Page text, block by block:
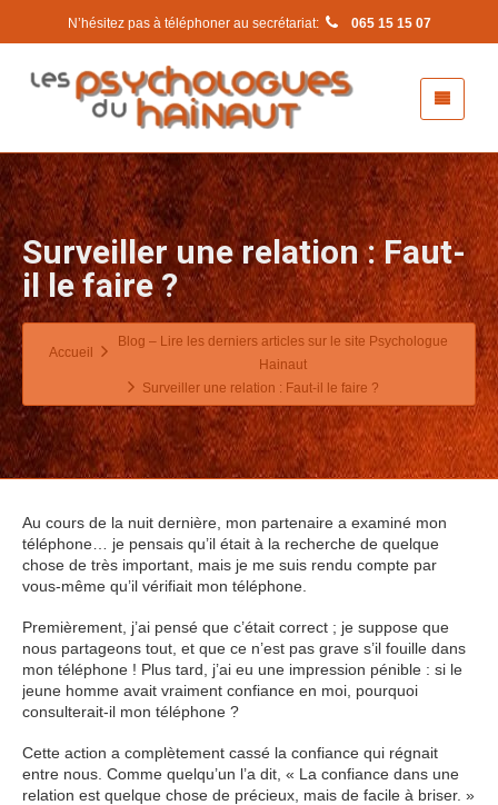
N’hésitez pas à téléphoner au secrétariat: 065 15 15 07
Surveiller une relation : Faut-
il le faire ?
Accueil
Blog – Lire les derniers articles sur le site Psychologue
Hainaut
Surveiller une relation : Faut-il le faire ?
Au cours de la nuit dernière, mon partenaire a examiné mon
téléphone… je pensais qu’il était à la recherche de quelque
chose de très important, mais je me suis rendu compte par
vous-même qu’il vérifiait mon téléphone.
Premièrement, j’ai pensé que c’était correct ; je suppose que
nous partageons tout, et que ce n’est pas grave s’il fouille dans
mon téléphone ! Plus tard, j’ai eu une impression pénible : si le
jeune homme avait vraiment confiance en moi, pourquoi
consulterait-il mon téléphone ?
Cette action a complètement cassé la confiance qui régnait
entre nous. Comme quelqu’un l’a dit, « La confiance dans une
relation est quelque chose de précieux, mais de facile à briser. »